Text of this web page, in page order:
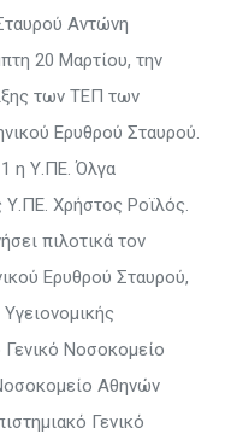
Αντώνη
20 Μαρτίου, την
των ΤΕΠ των
Ερυθρού Σταυρού.
η Υ.ΠΕ. Όλγα
Υ.ΠΕ. Χρήστος Ροϊλός.
πιλοτικά τον
Ερυθρού Σταυρού,
Γενικό Νοσοκομείο
Αθηνών
Γενικό